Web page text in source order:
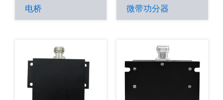
电桥
微带功分器